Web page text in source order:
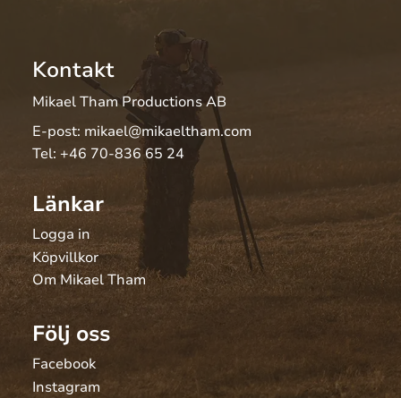
Kontakt
Mikael Tham Productions AB
E-post: mikael@mikaeltham.com
Tel: +46 70-836 65 24
Länkar
Logga in
Köpvillkor
Om Mikael Tham
Följ oss
Facebook
Instagram